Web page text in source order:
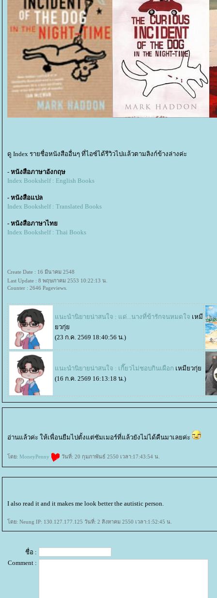
ดู Index รายชื่อหนังสืออื่นๆ ที่ไอซ์ได้รีวิวไปแล้วตามลิงก์ข้างล่างค่ะ
- หนังสือภาษาอังกฤษ
Index Bookshelf : English Books
- หนังสือแปล
Index Bookshelf : Translated Books
- หนังสือภาษาไท
Index Bookshelf : Thai Books
Create Date : 16 มีนาคม 2548
Last Update : 8 พฤษภาคม 2553 10:22:13 น.
Counter : 2646 Pageviews.
นะนำนิยายน่าสนใจ : แด่...นางที่ข้ารักจนหมดใจ เหมี
วกุ่
(23 ก.ค. 2569 18:40:56 น.)
นะนำนิยายน่าสนใจ : เกี๊ยวไม่ชอบกินเผือก เหมียวกุ่
(16 ก.ค. 2569 16:13:18 น.)
อ่านแล้วค่ะ ให้เพื่อนยืมไปตั้งแต่ซัมเมอร์ที่แล้วยังไม่ได้คืนมาเลยค่ะ
ดย: MoneyPenny วันที่: 20 กุมภาพันธ์ 2550 เวลา:17:43:54 น.
I also read it and it makes me look better the autistic person.
ดย: Neung IP: 130.127.177.125 วันที่: 2 สิงหาคม 2550 เวลา:1:52:45 น.
ชื่อ :
Comment :